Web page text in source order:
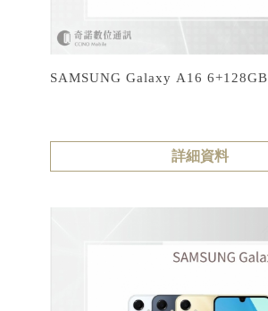
SAMSUNG Galaxy A16 6+128GB
詳細資料